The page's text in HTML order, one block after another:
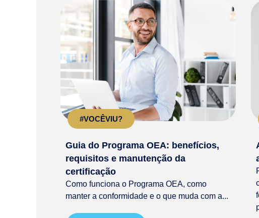
#VOCÊVIU?
Guia do Programa OEA: benefícios,
requisitos e manutenção da
certificação
Como funciona o Programa OEA, como
manter a conformidade e o que muda com a...